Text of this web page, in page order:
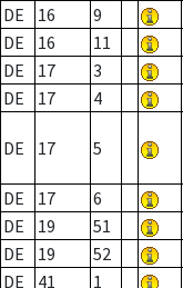
DE
16 9
DE
16 11
DE
17 3
DE
17 4
DE 17 5
DE 17 6
DE
19 51
DE
19 52
DE
41 1